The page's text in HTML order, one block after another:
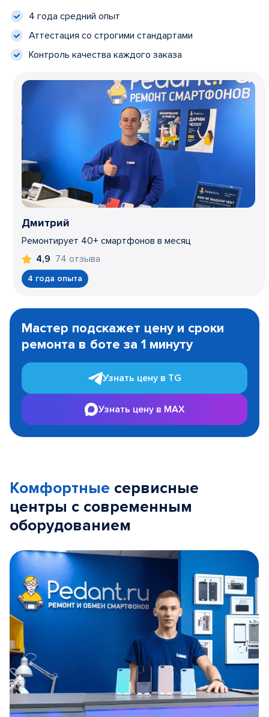
4 года средний опыт
Аттестация со строгими стандартами
Контроль качества каждого заказа
Дмитрий
Ремонтирует 40+ смартфонов в месяц
4,9 74 отзыва
4 года опыта
1
Мастер подскажет цену и сроки
ремонта в боте за 1 минуту
Узнать цену в TG
Узнать цену в MAX
Комфортные сервисные
центры с современным
оборудованием